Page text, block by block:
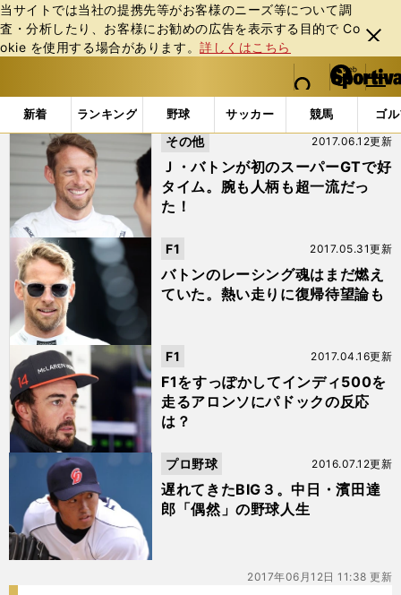
当サイトでは当社の提携先等がお客様のニーズ等について調
査・分析したり、お客様にお勧めの広告を表⽰する⽬的で Co
okie を使⽤する場合があります。詳しくはこちら
閉じ
る
web Sportiva (webスポルティーバ)
検索
マイペ
ー
ジ
メニュ
新着 ランキング 野球 サッカー 競馬 ゴ
b
ス
ル
テ
ー
バ
「#代役」の最新ニュース・ 情報
Ｊ・バトンが初のスーパーGTで好
タイム。腕も人柄も超一流だっ
た！
2017.06.12更新
その他
バトンのレーシング魂はまだ燃え
ていた。熱い走りに復帰待望論も
2017.05.31更新
F1
F1をすっぽかしてインディ500を
走るアロンソにパドックの反応
は？
2017.04.16更新
F1
遅れてきたBIG３。中日・濱田達
郎「偶然」の野球人生
2016.07.12更新
プロ野球
2017年06月12日 11:38 更新